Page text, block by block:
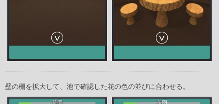
壁の棚を拡大して、池で確認した花の色の並びに合わせる。